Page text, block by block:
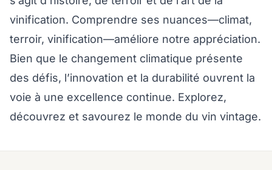
vinification. Comprendre ses nuances—climat,
terroir, vinification—améliore notre appréciation.
Bien que le changement climatique présente
des défis, l’innovation et la durabilité ouvrent la
voie à une excellence continue. Explorez,
découvrez et savourez le monde du vin vintage.